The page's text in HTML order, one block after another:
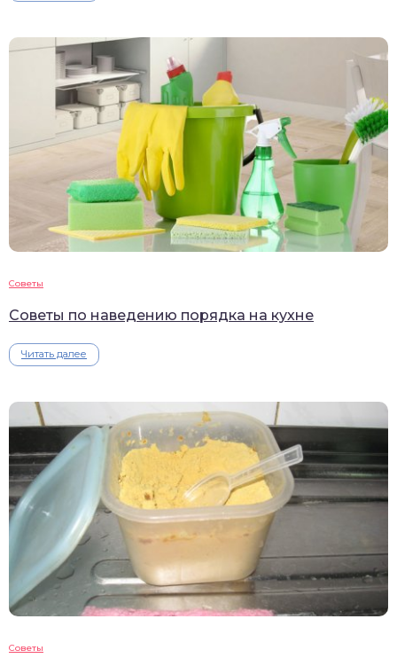
Советы
Советы по наведению порядка на кухне
Читать далее
Советы